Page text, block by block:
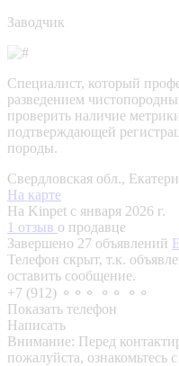
Заводчик
Специалист, который
разведением
проверить наличие
подтверждающей
породы.
Свердловская обл.,
На карте
На Kinpet c января 2026 г.
1 отзыв о продавце
Завершено 27 объявлений
Телефон скрыт, т.к.
оставить сообщение.
+7 (912) ⚬⚬⚬ ⚬⚬ ⚬⚬
Показать телефон
Написать
Внимание: Перед
пожалуйста, ознакомьтесь с